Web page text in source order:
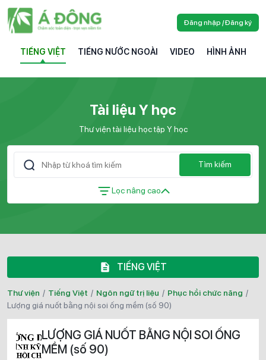
TIẾNG VIỆT TIẾNG NƯỚC NGOÀI VIDEO HÌNH ẢNH
Đăng nhập / Đăng ký
Tài liệu Y học
Thư viện tài liệu học tập Y học
Tìm kiếm
Lọc nâng cao
TIẾNG VIỆT
Thư viện / Tiếng Việt / Ngôn ngữ trị liệu / Phục hồi chức năng /
lượng giá nuốt bằng nội soi ống mềm (số 90)
LƯỢNG GIÁ NUỐT BẰNG NỘI SOI ỐNG
MỀM (số 90)